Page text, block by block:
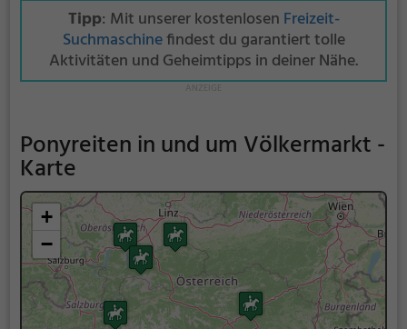
Tipp: Mit unserer kostenlosen Freizeit-
Suchmaschinefindest du garantiert tolle
Aktivitäten und Geheimtipps in deiner Nähe.
Ponyreiten in und um Völkermarkt -
Karte
+
−